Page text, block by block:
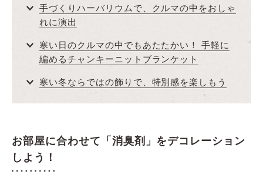
手づくりハーバリウムで、クルマの中をおしゃ
れに演出
寒い日のクルマの中でもあたたかい！ 手軽に
編めるチャンキーニットブランケット
寒い冬ならではの飾りで、特別感を楽しもう
お部屋に合わせて「消臭剤」をデコレーション
しよう！